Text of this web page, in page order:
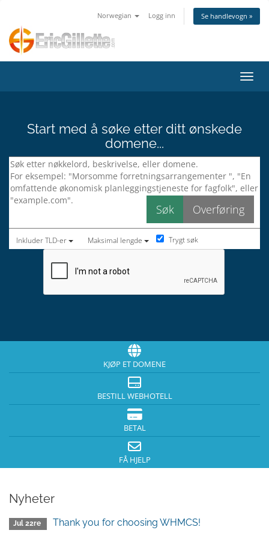
Norwegian Logg inn Se handlevogn »
Bytt
Start med å søke etter ditt ønskede
domene...
Inkluder TLD-er Maksimal lengde Trygt søk
KJØP ET DOMENE
BESTILL WEBHOTELL
BETAL
FÅ HJELP
Nyheter
Jul 22re Thank you for choosing WHMCS!